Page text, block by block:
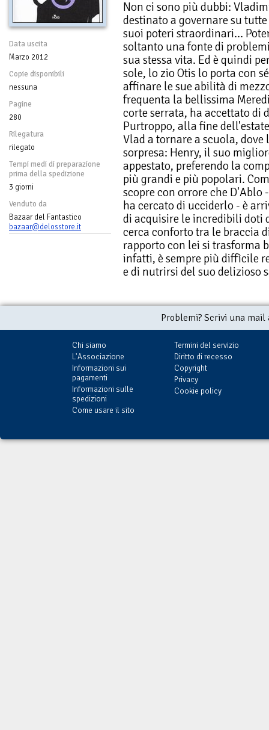
Data uscita
Marzo 2012
Copie disponibili
nessuna
Pagine
280
Rilegatura
rilegato
Tempi medi di preparazione
prima della spedizione
3 giorni
Venduto da
Bazaar del Fantastico
bazaar@delosstore.it
Non ci sono più dubbi:
destinato a governare su
suoi poteri straordinari...
soltanto una fonte di
sua stessa vita. Ed è quindi
sole, lo zio Otis lo porta con
affinare le sue abilità di
frequenta la bellissima
corte serrata, ha accettato di
Purtroppo, alla fine
Vlad a tornare a scuola,
sorpresa: Henry, il suo
appestato, preferendo la
più grandi e più popolari.
scopre con orrore che
ha cercato di ucciderlo - è
di acquisire le incredibili doti
cerca conforto tra le braccia
rapporto con lei si trasforma
infatti, è sempre più diffìcile
e di nutrirsi del suo delizioso
Problemi? Scrivi una
Chi siamo
L'Associazione
Informazioni sui
pagamenti
Informazioni sulle
spedizioni
Come usare il sito
Termini del servizio
Diritto di recesso
Copyright
Privacy
Cookie policy